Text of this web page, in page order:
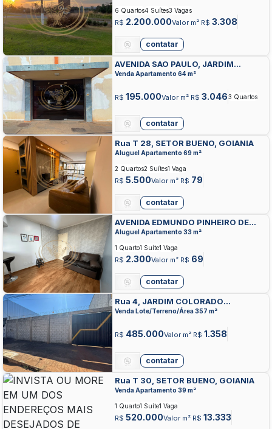
R$ 2.200.000Valor m² R$ 3.308
6 Quartos4 Suítes3 Vagas
contatar
AVENIDA SAO PAULO, JARDIM
ESMERALDAS, APARECIDA DE
Venda Apartamento 64 m²
R$ 195.000Valor m² R$ 3.0463 Quartos
contatar
Rua T 28, SETOR BUENO, GOIANIA
Aluguel Apartamento 69 m²
R$ 5.500Valor m² R$ 79
2 Quartos2 Suítes1 Vaga
contatar
AVENIDA EDMUNDO PINHEIRO DE
ABREU, SETOR BELA VISTA, GOIANIA
Aluguel Apartamento 33 m²
R$ 2.300Valor m² R$ 69
1 Quarto1 Suíte1 Vaga
contatar
Rua 4, JARDIM COLORADO
EXTENSAO, GOIANIA
Venda Lote/Terreno/Área 357 m²
R$ 485.000Valor m² R$ 1.358
contatar
Rua T 30, SETOR BUENO, GOIANIA
Venda Apartamento 39 m²
R$ 520.000Valor m² R$ 13.333
1 Quarto1 Suíte1 Vaga